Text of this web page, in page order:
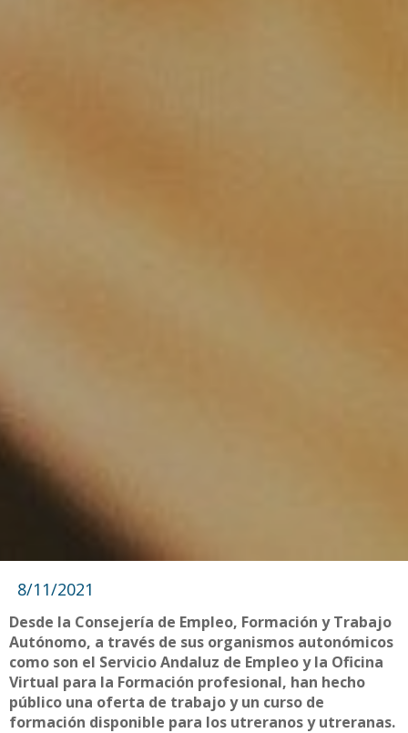
8/11/2021
Desde la Consejería de Empleo, Formación y Trabajo
Autónomo, a través de sus organismos autonómicos
como son el Servicio Andaluz de Empleo y la Oficina
Virtual para la Formación profesional, han hecho
público una oferta de trabajo y un curso de
formación disponible para los utreranos y utreranas.